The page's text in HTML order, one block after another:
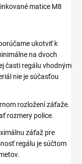
matice M8
ukotviť k
na dvoch
časti regálu vhodným
nie je súčasťou
rozložení záťaže.
rozmery police.
záťaž pre
regálu je súčtom